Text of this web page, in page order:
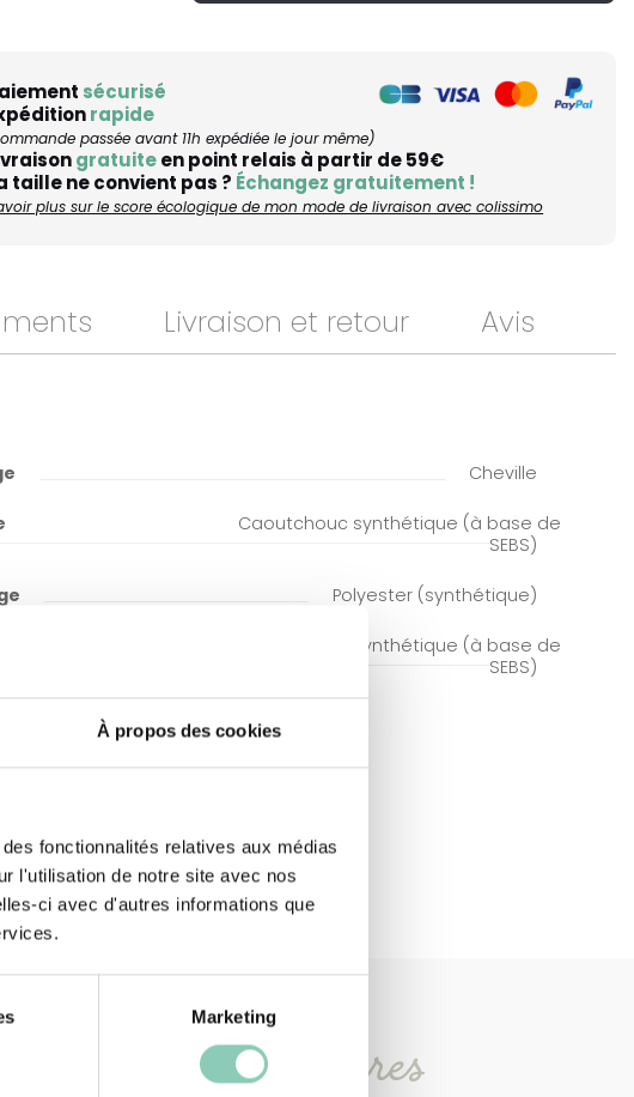
À propos des cookies
fonctionnalités relatives aux médias
l'utilisation de notre site avec nos
ci avec d'autres informations que
Marketing
sécurisé
rapide
passée avant 11h expédiée le jour même)
gratuiteen point relais à partir de 59€
taille ne convient pas ? Échangez gratuitement !
plus sur le score écologique de mon mode de livraison avec colissimo
Livraison et retour Avis
Cheville
Caoutchouc synthétique (à base de
SEBS)
Polyester (synthétique)
Caoutchouc synthétique (à base de
SEBS)
Produits similaires